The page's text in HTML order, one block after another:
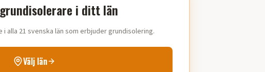
i ditt län
alla 21 svenska län som erbjuder grundisolering.
Välj län